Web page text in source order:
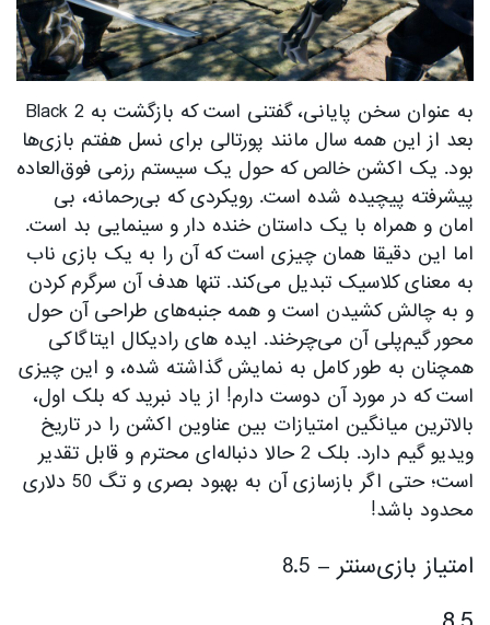
به عنوان سخن پایانی، گفتنی است که بازگشت به Black 2
بعد از این همه سال مانند پورتالی برای نسل هفتم بازی‌ها
بود. یک اکشن خالص که حول یک سیستم رزمی فوق‌العاده
پیشرفته پیچیده شده است. رویکردی که بی‌رحمانه، بی
امان و همراه با یک داستان خنده دار و سینمایی بد است.
اما این دقیقا همان چیزی است که آن را به یک بازی ناب
به معنای کلاسیک تبدیل می‌کند. تنها هدف آن سرگرم کردن
و به چالش کشیدن است و همه جنبه‌های طراحی آن حول
محور گیم‌پلی آن می‌چرخند. ایده های رادیکال ایتاگاکی
همچنان به طور کامل به نمایش گذاشته شده، و این چیزی
است که در مورد آن دوست دارم! از یاد نبرید که بلک اول،
بالاترین میانگین امتیازات بین عناوین اکشن را در تاریخ
ویدیو گیم دارد. بلک 2 حالا دنباله‌ای محترم و قابل تقدیر
است؛ حتی اگر بازسازی آن به بهبود بصری و تگ 50 دلاری
محدود باشد!
امتیاز بازی‌سنتر – 8.5